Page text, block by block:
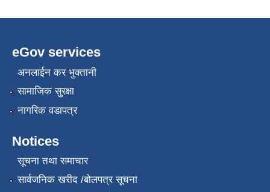
eGov services
अनलाईन कर भुक्तानी
सामाजिक सुरक्षा
नागरिक वडापत्र
Notices
सूचना तथा समाचार
सार्वजनिक खरीद /बोलपत्र सूचना